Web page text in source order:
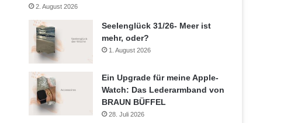
2. August 2026
Seelenglück 31/26- Meer ist
mehr, oder?
1. August 2026
Ein Upgrade für meine Apple-
Watch: Das Lederarmband von
BRAUN BÜFFEL
28. Juli 2026